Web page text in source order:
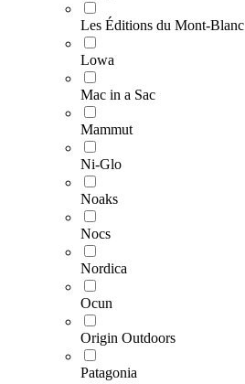
Les Éditions du Mont-Blanc
Lowa
Mac in a Sac
Mammut
Ni-Glo
Noaks
Nocs
Nordica
Ocun
Origin Outdoors
Patagonia